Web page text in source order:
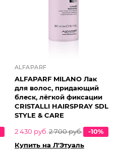
ALFAPARF
ALFAPARF MILANO Лак
для волос, придающий
блеск, лёгкой фиксации
CRISTALLI HAIRSPRAY SDL
STYLE & CARE
2 430 руб. 2 700 руб.
-10%
Купить на Л'Этуаль